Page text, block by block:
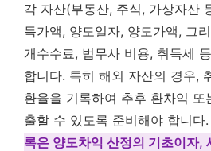
각 자산(부동산, 주식, 가상자산
득가액, 양도일자, 양도가액, 그
개수수료, 법무사 비용, 취득세
합니다. 특히 해외 자산의 경우,
환율을 기록하여 추후 환차익
출할 수 있도록 준비해야 합니다.
록은 양도차익 산정의 기초이자,